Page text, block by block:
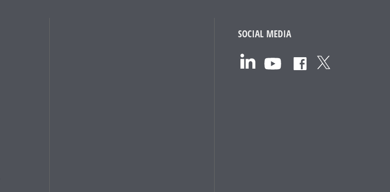
SOCIAL MEDIA